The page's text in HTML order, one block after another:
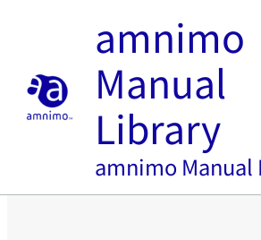
amnimo
Manual
Library
amnimo Manual